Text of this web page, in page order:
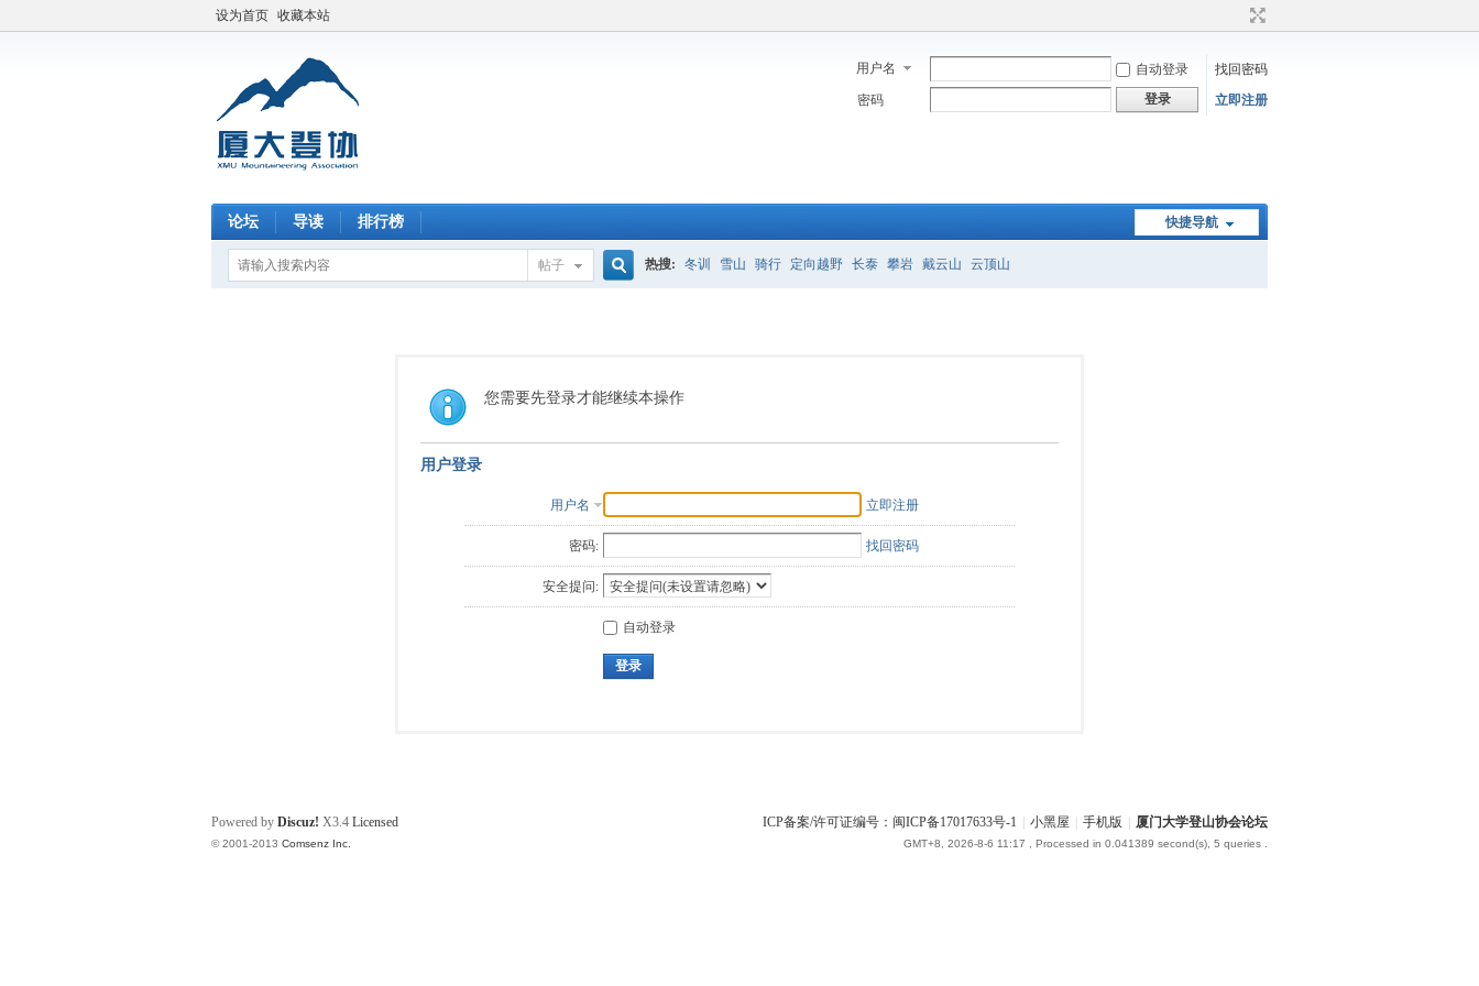
设为首页 收藏本站
用户名 自动登录
找回密码
密码
登录 立即注册
快捷导航
论坛 导读 排行榜
帖子
索
热搜: 冬训 雪山 骑行 定向越野 长泰 攀岩 戴云山 云顶山
您需要先登录才能继续本操作
用户登录
用户名 立即注册
密码: 找回密码
安全提问:
自动登录
登录
ICP备案/许可证编号：闽ICP备17017633号-1 小黑屋 手机版 厦门大学登山协会论坛
GMT+8, 2026-8-6 11:17 , Processed in 0.041389 second(s), 5 queries .
Powered by Discuz! X3.4 Licensed
© 2001-2013 Comsenz Inc.